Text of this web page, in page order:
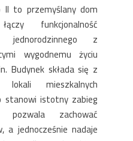
to przemyślany dom
funkcjonalność
jednorodzinnego z
wygodnemu życiu
Budynek składa się z
lokali mieszkalnych
stanowi istotny zabieg
pozwala zachować
a jednocześnie nadaje